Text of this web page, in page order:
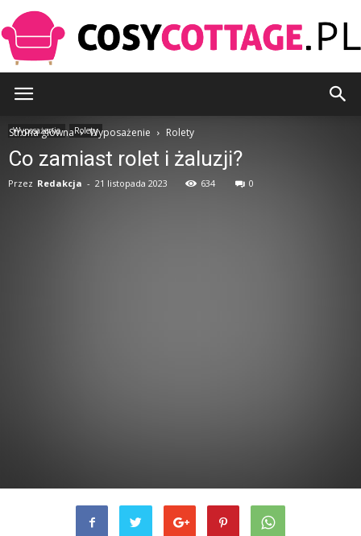
Strona główna Wyposażenie Rolety
Wyposażenie Rolety
Co zamiast rolet i żaluzji?
Przez Redakcja - 21 listopada 2023 634 0